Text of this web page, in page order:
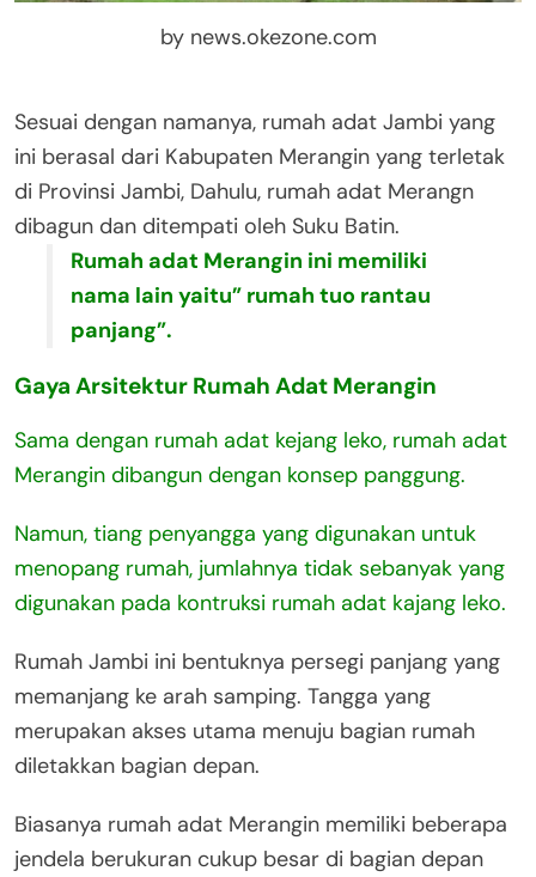
by news.okezone.com
Sesuai dengan namanya, rumah adat Jambi yang
ini berasal dari Kabupaten Merangin yang terletak
di Provinsi Jambi, Dahulu, rumah adat Merangn
dibagun dan ditempati oleh Suku Batin.
Rumah adat Merangin ini memiliki
nama lain yaitu” rumah tuo rantau
panjang”.
Gaya Arsitektur Rumah Adat Merangin
Sama dengan rumah adat kejang leko, rumah adat
Merangin dibangun dengan konsep panggung.
Namun, tiang penyangga yang digunakan untuk
menopang rumah, jumlahnya tidak sebanyak yang
digunakan pada kontruksi rumah adat kajang leko.
Rumah Jambi ini bentuknya persegi panjang yang
memanjang ke arah samping. Tangga yang
merupakan akses utama menuju bagian rumah
diletakkan bagian depan.
Biasanya rumah adat Merangin memiliki beberapa
jendela berukuran cukup besar di bagian depan